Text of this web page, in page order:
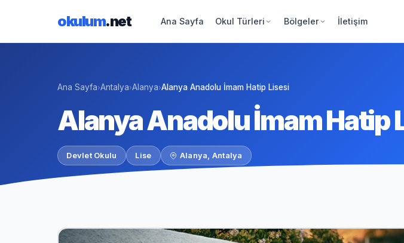
okulum.net Ana Sayfa Okul Türleri Bölgeler İletişim
Ana Sayfa›Antalya›Alanya›Alanya Anadolu İmam Hatip Lisesi
Alanya Anadolu İmam Hatip
Devlet Okulu Lise Alanya, Antalya